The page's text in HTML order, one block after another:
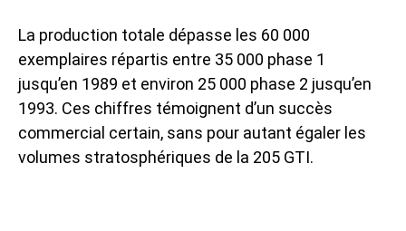
La production totale dépasse les 60 000
exemplaires répartis entre 35 000 phase 1
jusqu’en 1989 et environ 25 000 phase 2 jusqu’en
1993. Ces chiffres témoignent d’un succès
commercial certain, sans pour autant égaler les
volumes stratosphériques de la 205 GTI.